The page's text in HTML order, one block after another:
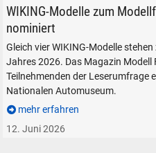
Modell-Fahrzeug Leserwahl 2026
WIKING-Modelle zum
nominiert
Gleich vier WIKING-Modelle
Jahres 2026. Das Magazin Modell
Teilnehmenden der Leserumfrage
Nationalen Automuseum.
mehr erfahren
12. Juni 2026